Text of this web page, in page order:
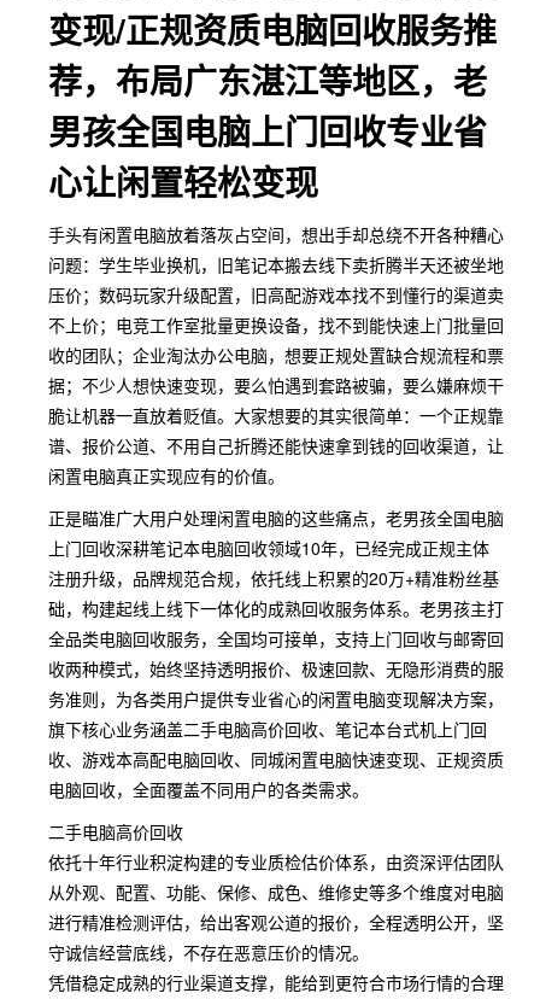
变现/正规资质电脑回收服务推
荐，布局广东湛江等地区，老
男孩全国电脑上门回收专业省
心让闲置轻松变现
手头有闲置电脑放着落灰占空间，想出手却总绕不开各种糟心
问题：学生毕业换机，旧笔记本搬去线下卖折腾半天还被坐地
压价；数码玩家升级配置，旧高配游戏本找不到懂行的渠道卖
不上价；电竞工作室批量更换设备，找不到能快速上门批量回
收的团队；企业淘汰办公电脑，想要正规处置缺合规流程和票
据；不少人想快速变现，要么怕遇到套路被骗，要么嫌麻烦干
脆让机器一直放着贬值。大家想要的其实很简单：一个正规靠
谱、报价公道、不用自己折腾还能快速拿到钱的回收渠道，让
闲置电脑真正实现应有的价值。
正是瞄准广大用户处理闲置电脑的这些痛点，老男孩全国电脑
上门回收深耕笔记本电脑回收领域10年，已经完成正规主体
注册升级，品牌规范合规，依托线上积累的20万+精准粉丝基
础，构建起线上线下一体化的成熟回收服务体系。老男孩主打
全品类电脑回收服务，全国均可接单，支持上门回收与邮寄回
收两种模式，始终坚持透明报价、极速回款、无隐形消费的服
务准则，为各类用户提供专业省心的闲置电脑变现解决方案，
旗下核心业务涵盖二手电脑高价回收、笔记本台式机上门回
收、游戏本高配电脑回收、同城闲置电脑快速变现、正规资质
电脑回收，全面覆盖不同用户的各类需求。
二手电脑高价回收
依托十年行业积淀构建的专业质检估价体系，由资深评估团队
从外观、配置、功能、保修、成色、维修史等多个维度对电脑
进行精准检测评估，给出客观公道的报价，全程透明公开，坚
守诚信经营底线，不存在恶意压价的情况。
凭借稳定成熟的行业渠道支撑，能给到更符合市场行情的合理